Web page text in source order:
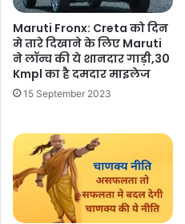
Maruti Fronx: Creta को दिन
मे तारे दिखाने के लिए Maruti
ने लॉन्च की ये शानदार गाड़ी,30
Kmpl का है दमदार माइलेज
15 September 2023